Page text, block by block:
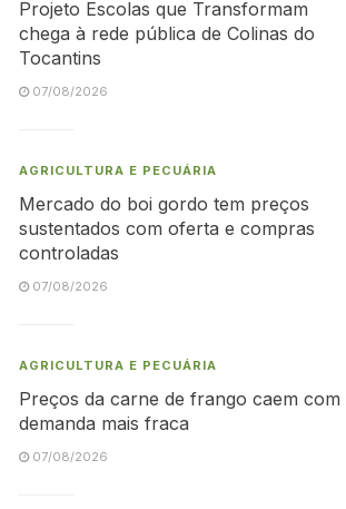
Projeto Escolas que Transformam
chega à rede pública de Colinas do
Tocantins
07/08/2026
AGRICULTURA E PECUÁRIA
Mercado do boi gordo tem preços
sustentados com oferta e compras
controladas
07/08/2026
AGRICULTURA E PECUÁRIA
Preços da carne de frango caem com
demanda mais fraca
07/08/2026